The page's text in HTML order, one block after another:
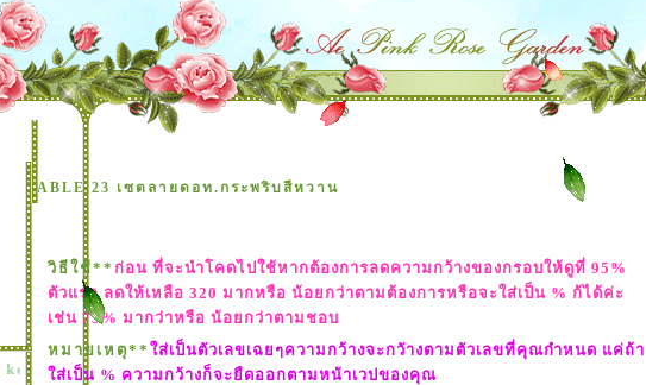
in mine.I willneverforget you.Promise .
TABLE 23 เซตลายดอท.กระพริบสีหวาน
วิธีใช้** ก่อน ที่จะนำโคดไปใช้หากต้องการลดความกว้างของกรอบให้ดูที่ 95%
ตัวแรก ลดให้เหลือ 320 มากหรือ น้อยกว่าตามต้องการหรือจะใส่เป็น % ก้ได้ค่ะ
เช่น 75% มากว่าหรือ น้อยกว่าตามชอบ
หมายเหตุ** ส่เป็นตัวเลขเฉยๆความกว้างจะกวัางตามตัวเลขที่คุณกำหนด แค่ถ้า
ส่เป็น % ความกว้างก็จะยืดออกตามหน้าเวปของคุณ